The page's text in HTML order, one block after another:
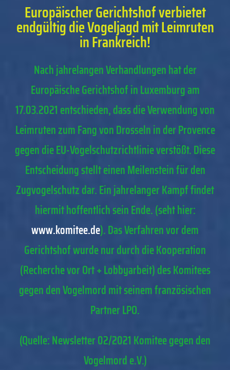
Europäischer Gerichtshof verbietet
endgültig die Vogeljagd mit Leimruten
in Frankreich!
Nach jahrelangen Verhandlungen hat der
Europäische Gerichtshof in Luxemburg am
17.03.2021 entschieden, dass die Verwendung von
Leimruten zum Fang von Drosseln in der Provence
gegen die EU-Vogelschutzrichtlinie verstößt. Diese
Entscheidung stellt einen Meilenstein für den
Zugvogelschutz dar. Ein jahrelanger Kampf findet
hiermit hoffentlich sein Ende. (seht hier:
www.komitee.de). Das Verfahren vor dem
Gerichtshof wurde nur durch die Kooperation
(Recherche vor Ort + Lobbyarbeit) des Komitees
gegen den Vogelmord mit seinem französischen
Partner LPO.
(Quelle: Newsletter 02/2021 Komitee gegen den
Vogelmord e.V.)